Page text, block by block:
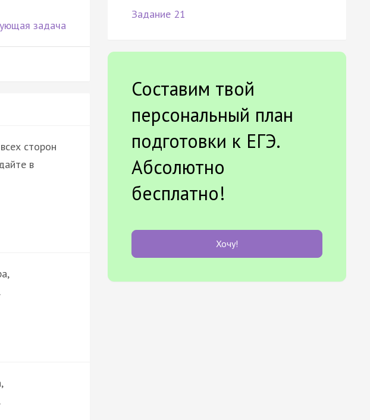
задача
сторон
в
Задание 21
Составим твой
персональный план
подготовки к ЕГЭ.
Абсолютно
бесплатно!
Хочу!